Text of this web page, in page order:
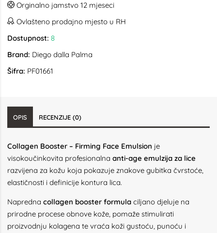
Orginalno jamstvo 12 mjeseci
Ovlašteno prodajno mjesto u RH
Dostupnost: 8
Brand: Diego dalla Palma
Šifra: PF01661
OPIS RECENZIJE (0)
Collagen Booster – Firming Face Emulsion je
visokoučinkovita profesionalna anti-age emulzija za lice
razvijena za kožu koja pokazuje znakove gubitka čvrstoće,
elastičnosti i definicije kontura lica.
Napredna collagen booster formula ciljano djeluje na
prirodne procese obnove kože, pomaže stimulirati
proizvodnju kolagena te vraća koži gustoću, punoću i